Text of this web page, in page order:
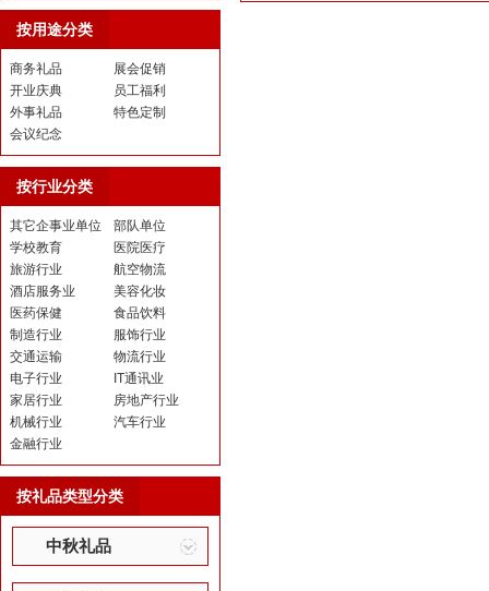
按用途分类
商务礼品
展会促销
开业庆典
员工福利
外事礼品
特色定制
会议纪念
按行业分类
其它企事业单位
部队单位
学校教育
医院医疗
旅游行业
航空物流
酒店服务业
美容化妆
医药保健
食品饮料
制造行业
服饰行业
交通运输
物流行业
电子行业
IT通讯业
家居行业
房地产行业
机械行业
汽车行业
金融行业
按礼品类型分类
中秋礼品